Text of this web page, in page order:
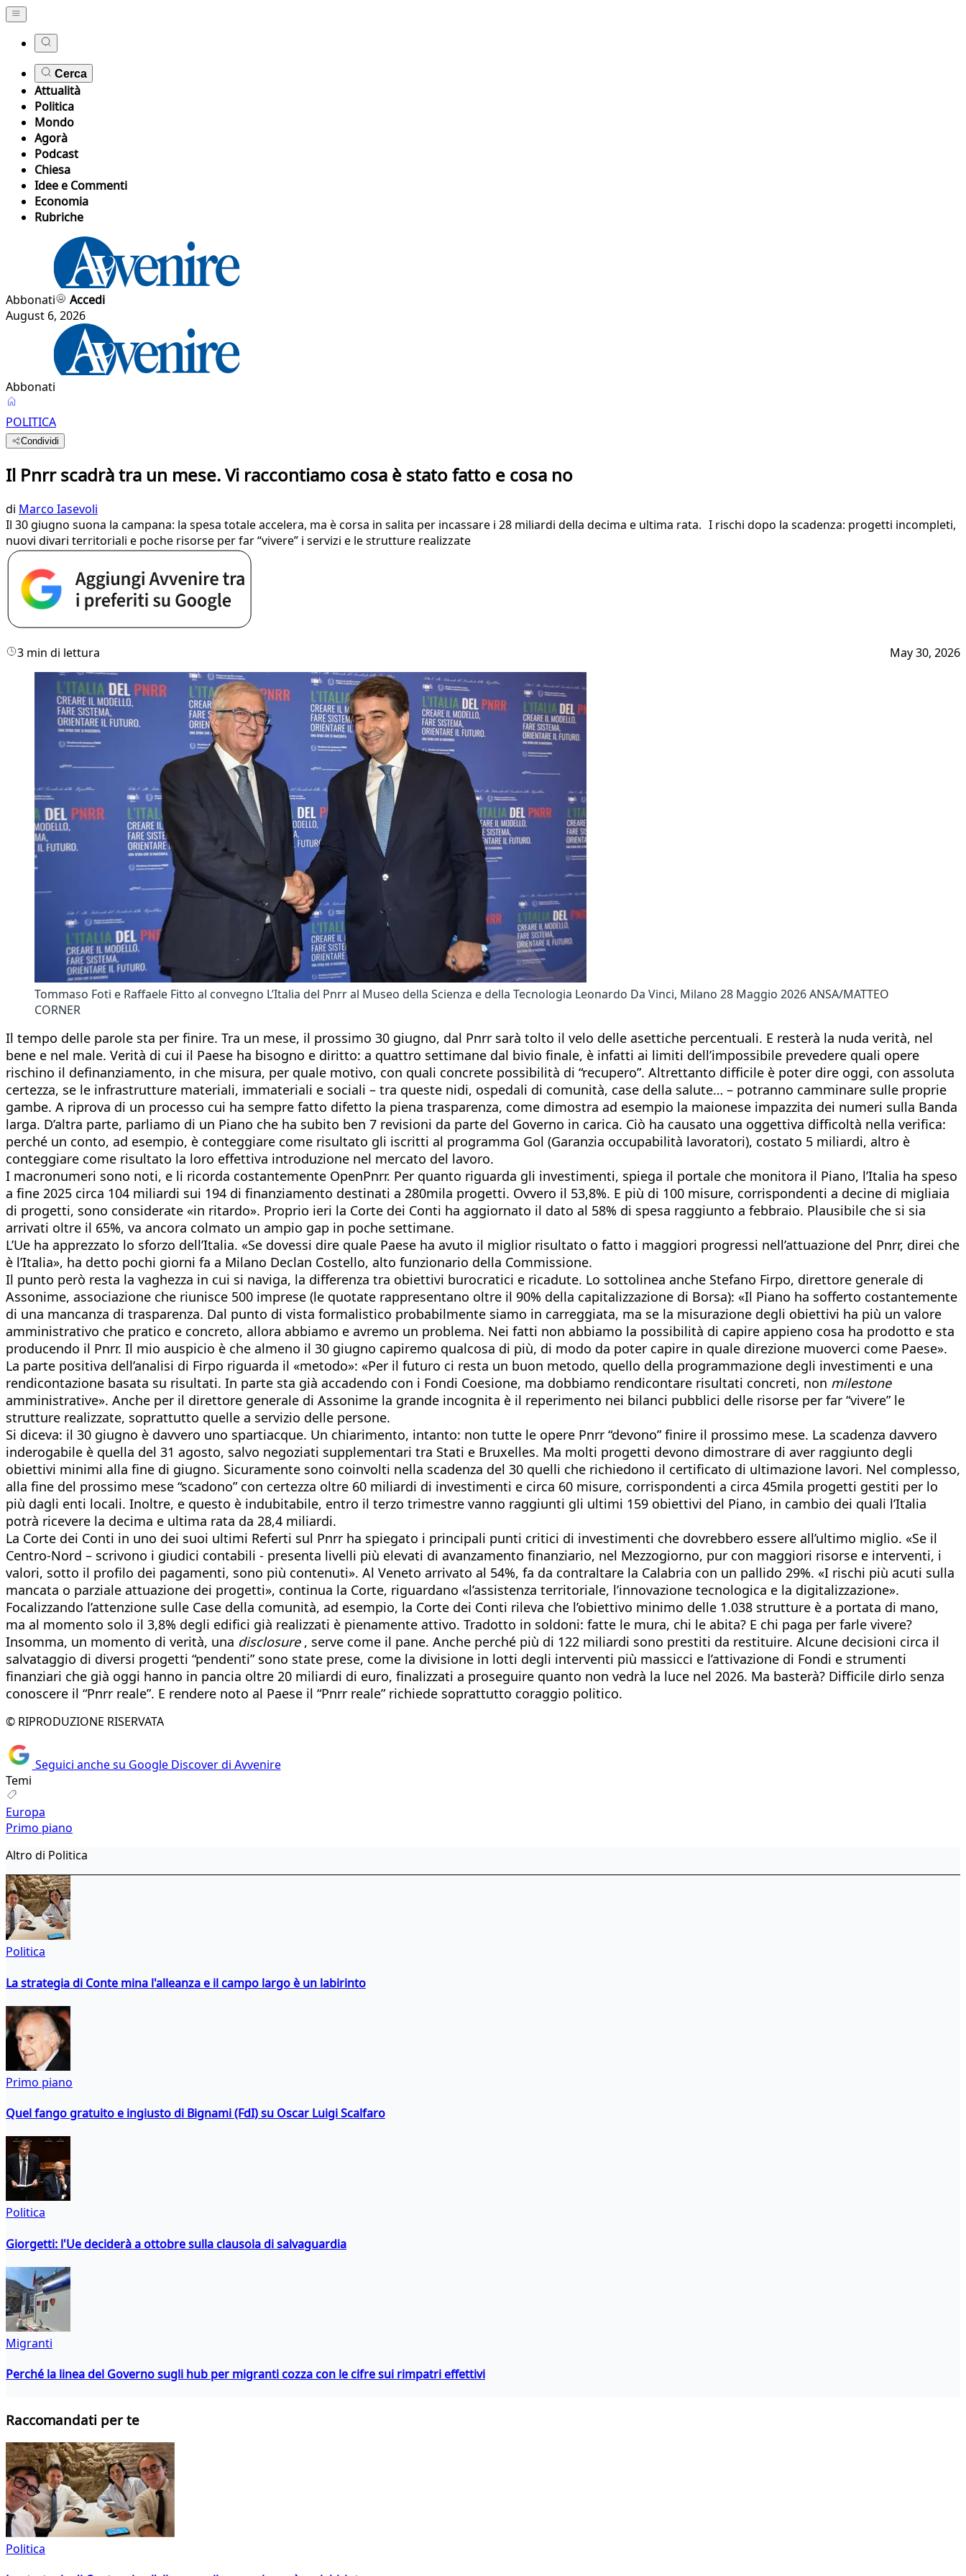
Cerca
Attualità
Politica
Mondo
Agorà
Podcast
Chiesa
Idee e Commenti
Economia
Rubriche
Abbonati
Accedi
August 6, 2026
Abbonati
POLITICA
Condividi
Il Pnrr scadrà tra un mese. Vi raccontiamo cosa è stato fatto e cosa no
di Marco Iasevoli
Il 30 giugno suona la campana: la spesa totale accelera, ma è corsa in salita per incassare i 28 miliardi della decima e ultima rata. I rischi dopo la scadenza: progetti incompleti,
nuovi divari territoriali e poche risorse per far “vivere” i servizi e le strutture realizzate
3 min di lettura May 30, 2026
Tommaso Foti e Raffaele Fitto al convegno L’Italia del Pnrr al Museo della Scienza e della Tecnologia Leonardo Da Vinci, Milano 28 Maggio 2026 ANSA/MATTEO
CORNER
Il tempo delle parole sta per finire. Tra un mese, il prossimo 30 giugno, dal Pnrr sarà tolto il velo delle asettiche percentuali. E resterà la nuda verità, nel
bene e nel male. Verità di cui il Paese ha bisogno e diritto: a quattro settimane dal bivio finale, è infatti ai limiti dell’impossibile prevedere quali opere
rischino il definanziamento, in che misura, per quale motivo, con quali concrete possibilità di “recupero”. Altrettanto difficile è poter dire oggi, con assoluta
certezza, se le infrastrutture materiali, immateriali e sociali – tra queste nidi, ospedali di comunità, case della salute… – potranno camminare sulle proprie
gambe. A riprova di un processo cui ha sempre fatto difetto la piena trasparenza, come dimostra ad esempio la maionese impazzita dei numeri sulla Banda
larga. D’altra parte, parliamo di un Piano che ha subito ben 7 revisioni da parte del Governo in carica. Ciò ha causato una oggettiva difficoltà nella verifica:
perché un conto, ad esempio, è conteggiare come risultato gli iscritti al programma Gol (Garanzia occupabilità lavoratori), costato 5 miliardi, altro è
conteggiare come risultato la loro effettiva introduzione nel mercato del lavoro.
I macronumeri sono noti, e li ricorda costantemente OpenPnrr. Per quanto riguarda gli investimenti, spiega il portale che monitora il Piano, l’Italia ha speso
a fine 2025 circa 104 miliardi sui 194 di finanziamento destinati a 280mila progetti. Ovvero il 53,8%. E più di 100 misure, corrispondenti a decine di migliaia
di progetti, sono considerate «in ritardo». Proprio ieri la Corte dei Conti ha aggiornato il dato al 58% di spesa raggiunto a febbraio. Plausibile che si sia
arrivati oltre il 65%, va ancora colmato un ampio gap in poche settimane.
L’Ue ha apprezzato lo sforzo dell’Italia. «Se dovessi dire quale Paese ha avuto il miglior risultato o fatto i maggiori progressi nell’attuazione del Pnrr, direi che
è l’Italia», ha detto pochi giorni fa a Milano Declan Costello, alto funzionario della Commissione.
Il punto però resta la vaghezza in cui si naviga, la differenza tra obiettivi burocratici e ricadute. Lo sottolinea anche Stefano Firpo, direttore generale di
Assonime, associazione che riunisce 500 imprese (le quotate rappresentano oltre il 90% della capitalizzazione di Borsa): «Il Piano ha sofferto costantemente
di una mancanza di trasparenza. Dal punto di vista formalistico probabilmente siamo in carreggiata, ma se la misurazione degli obiettivi ha più un valore
amministrativo che pratico e concreto, allora abbiamo e avremo un problema. Nei fatti non abbiamo la possibilità di capire appieno cosa ha prodotto e sta
producendo il Pnrr. Il mio auspicio è che almeno il 30 giugno capiremo qualcosa di più, di modo da poter capire in quale direzione muoverci come Paese».
La parte positiva dell’analisi di Firpo riguarda il «metodo»: «Per il futuro ci resta un buon metodo, quello della programmazione degli investimenti e una
rendicontazione basata su risultati. In parte sta già accadendo con i Fondi Coesione, ma dobbiamo rendicontare risultati concreti, non milestone
amministrative». Anche per il direttore generale di Assonime la grande incognita è il reperimento nei bilanci pubblici delle risorse per far “vivere” le
strutture realizzate, soprattutto quelle a servizio delle persone.
Si diceva: il 30 giugno è davvero uno spartiacque. Un chiarimento, intanto: non tutte le opere Pnrr “devono” finire il prossimo mese. La scadenza davvero
inderogabile è quella del 31 agosto, salvo negoziati supplementari tra Stati e Bruxelles. Ma molti progetti devono dimostrare di aver raggiunto degli
obiettivi minimi alla fine di giugno. Sicuramente sono coinvolti nella scadenza del 30 quelli che richiedono il certificato di ultimazione lavori. Nel complesso,
alla fine del prossimo mese “scadono” con certezza oltre 60 miliardi di investimenti e circa 60 misure, corrispondenti a circa 45mila progetti gestiti per lo
più dagli enti locali. Inoltre, e questo è indubitabile, entro il terzo trimestre vanno raggiunti gli ultimi 159 obiettivi del Piano, in cambio dei quali l’Italia
potrà ricevere la decima e ultima rata da 28,4 miliardi.
La Corte dei Conti in uno dei suoi ultimi Referti sul Pnrr ha spiegato i principali punti critici di investimenti che dovrebbero essere all’ultimo miglio. «Se il
Centro-Nord – scrivono i giudici contabili - presenta livelli più elevati di avanzamento finanziario, nel Mezzogiorno, pur con maggiori risorse e interventi, i
valori, sotto il profilo dei pagamenti, sono più contenuti». Al Veneto arrivato al 54%, fa da contraltare la Calabria con un pallido 29%. «I rischi più acuti sulla
mancata o parziale attuazione dei progetti», continua la Corte, riguardano «l’assistenza territoriale, l’innovazione tecnologica e la digitalizzazione».
Focalizzando l’attenzione sulle Case della comunità, ad esempio, la Corte dei Conti rileva che l’obiettivo minimo delle 1.038 strutture è a portata di mano,
ma al momento solo il 3,8% degli edifici già realizzati è pienamente attivo. Tradotto in soldoni: fatte le mura, chi le abita? E chi paga per farle vivere?
Insomma, un momento di verità, una disclosure, serve come il pane. Anche perché più di 122 miliardi sono prestiti da restituire. Alcune decisioni circa il
salvataggio di diversi progetti “pendenti” sono state prese, come la divisione in lotti degli interventi più massicci e l’attivazione di Fondi e strumenti
finanziari che già oggi hanno in pancia oltre 20 miliardi di euro, finalizzati a proseguire quanto non vedrà la luce nel 2026. Ma basterà? Difficile dirlo senza
conoscere il “Pnrr reale”. E rendere noto al Paese il “Pnrr reale” richiede soprattutto coraggio politico.
© RIPRODUZIONE RISERVATA
Seguici anche su Google Discover di Avvenire
Temi
Europa
Primo piano
Altro di Politica
Politica
La strategia di Conte mina l'alleanza e il campo largo è un labirinto
Primo piano
Quel fango gratuito e ingiusto di Bignami (FdI) su Oscar Luigi Scalfaro
Politica
Giorgetti: l'Ue deciderà a ottobre sulla clausola di salvaguardia
Migranti
Perché la linea del Governo sugli hub per migranti cozza con le cifre sui rimpatri effettivi
Raccomandati per te
Politica